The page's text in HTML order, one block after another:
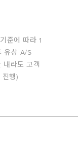
준에 따라 1
유상 A/S
내라도 고객
진행)